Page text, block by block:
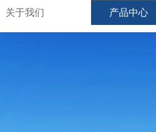
关于我们 产品中心